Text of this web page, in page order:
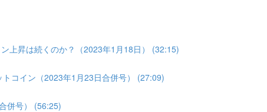
上昇は続くのか？（2023年1月18日） (32:15)
コイン（2023年1月23日合併号） (27:09)
併号） (56:25)